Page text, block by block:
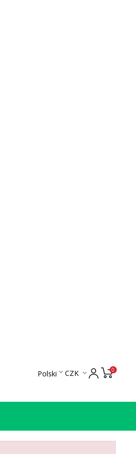
Polski  CZK  0